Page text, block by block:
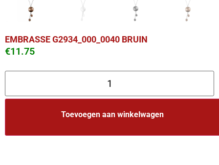
EMBRASSE G2934_000_0040 BRUIN
€11.75
Toevoegen aan winkelwagen